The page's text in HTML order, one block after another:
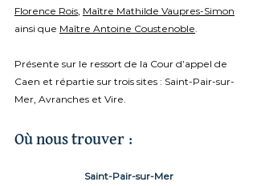
Florence Rois, Maître Mathilde Vaupres-Simon
ainsi que Maître Antoine Coustenoble.
Présente sur le ressort de la Cour d’appel de
Caen et répartie sur trois sites : Saint-Pair-sur-
Mer, Avranches et Vire.
Où nous trouver :
Saint-Pair-sur-Mer